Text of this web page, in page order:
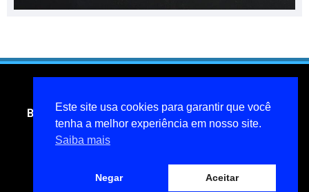
Blog do jornalista Miguel Pinheiro- todos os direitos
reservados
miguelpinheiroarcanjo@hotmail.com
Política de privacidade
Este site usa cookies para garantir que você
tenha a melhor experiência em nosso site.
Saiba mais
Negar Aceitar